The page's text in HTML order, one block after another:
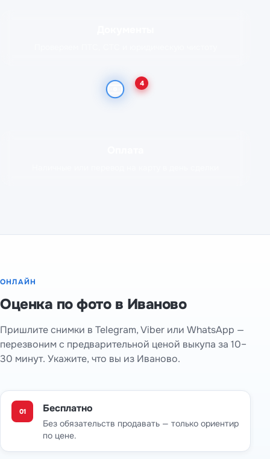
4
ОНЛАЙН
Оценка по фото в Иваново
Пришлите снимки в Telegram, Viber или WhatsApp —
перезвоним с предварительной ценой выкупа за 10–
30 минут. Укажите, что вы из Иваново.
01 Бесплатно
Без обязательств продавать — только ориентир
по цене.